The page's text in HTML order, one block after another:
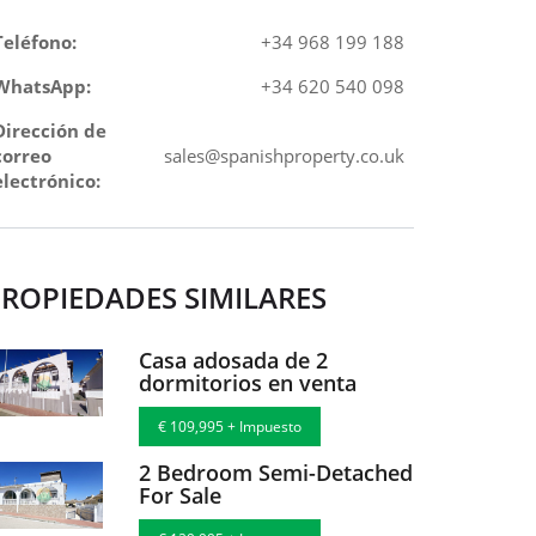
+34 968 199 188
+34 620 540 098
de
sales@spanishproperty.co.uk
SIMILARES
Casa adosada de 2
dormitorios en venta
€ 109,995 + Impuesto
2 Bedroom Semi-Detached
For Sale